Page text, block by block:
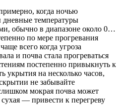
когда ночью
дневные температуры
обычно в диапазоне около 0…
по мере прогревания
всего когда угроза
и почва стала прогреваться
постепенно привыкнуть к
укрытия на несколько часов,
не забывайте
мокрая почва может
— привести к перегреву